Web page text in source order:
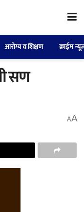
आरोग्य व शिक्षण क्राईम
सण
AA